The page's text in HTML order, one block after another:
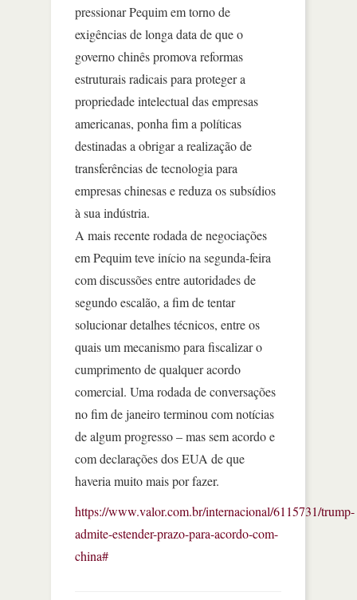
pressionar Pequim em torno de
exigências de longa data de que o
governo chinês promova reformas
estruturais radicais para proteger a
propriedade intelectual das empresas
americanas, ponha fim a políticas
destinadas a obrigar a realização de
transferências de tecnologia para
empresas chinesas e reduza os subsídios
à sua indústria.
A mais recente rodada de negociações
em Pequim teve início na segunda-feira
com discussões entre autoridades de
segundo escalão, a fim de tentar
solucionar detalhes técnicos, entre os
quais um mecanismo para fiscalizar o
cumprimento de qualquer acordo
comercial. Uma rodada de conversações
no fim de janeiro terminou com notícias
de algum progresso – mas sem acordo e
com declarações dos EUA de que
haveria muito mais por fazer.
https://www.valor.com.br/internacional/6115731/trump-
admite-estender-prazo-para-acordo-com-
china#